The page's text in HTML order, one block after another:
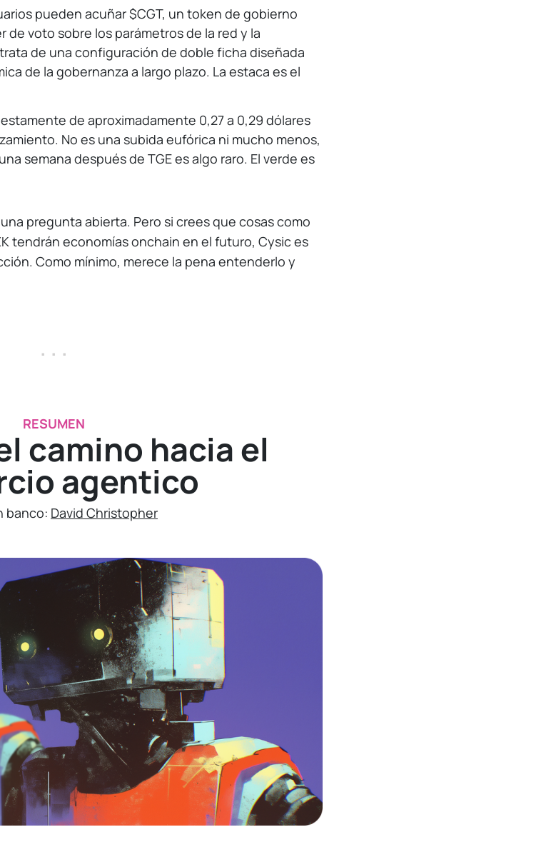
pueden acuñar $CGT, un token de gobierno
voto sobre los parámetros de la red y la
de una configuración de doble ficha diseñada
de la gobernanza a largo plazo. La estaca es el
de aproximadamente 0,27 a 0,29 dólares
No es una subida eufórica ni mucho menos,
semana después de TGE es algo raro. El verde es
pregunta abierta. Pero si crees que cosas como
tendrán economías onchain en el futuro, Cysic es
Como mínimo, merece la pena entenderlo y
. . .
RESUMEN
camino hacia el
agentico
banco: David Christopher